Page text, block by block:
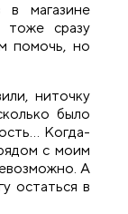
в магазине
тоже сразу
помочь, но
ниточку
было
Когда-
с моим
А
остаться в